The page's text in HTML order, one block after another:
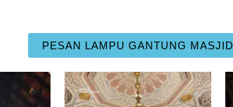
PESAN LAMPU GANTUNG MASJID